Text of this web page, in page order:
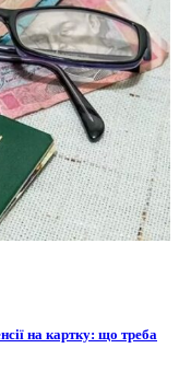
на картку: що треба